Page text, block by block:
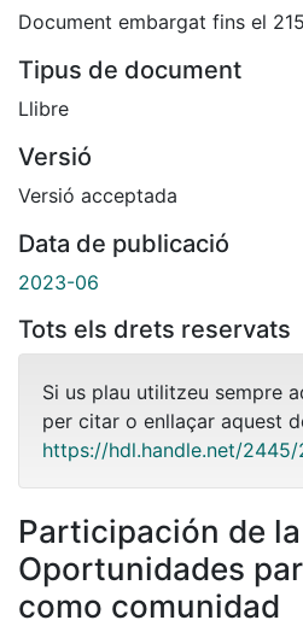
Document embargat fins el
Tipus de document
Llibre
Versió
Versió acceptada
Data de publicació
2023-06
Tots els drets reservats
Si us plau utilitzeu sempre
per citar o enllaçar aquest
https://hdl.handle.net/2445/
Participación de
Oportunidades
como comunidad